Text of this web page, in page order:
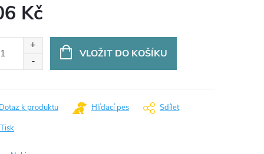
Kč
VLOŽIT DO KOŠÍKU
Tisk
k produktu Hlídací pes Sdílet